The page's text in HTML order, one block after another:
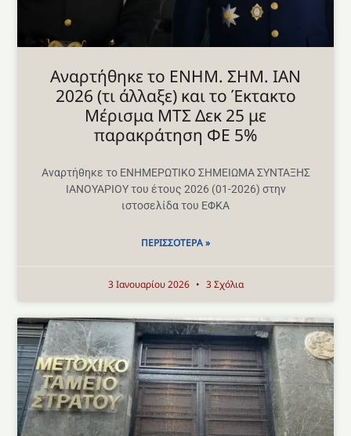
Aναρτήθηκε το ENHM. ΣΗΜ. ΙΑΝ
2026 (τι άλλαξε) και το Έκτακτο
Μέρισμα ΜΤΣ Δεκ 25 με
παρακράτηση ΦΕ 5%
Αναρτήθηκε το ΕΝΗΜΕΡΩΤΙΚΟ ΣΗΜΕΙΩΜΑ ΣΥΝΤΑΞΗΣ
ΙΑΝΟΥΑΡΙΟΥ του έτους 2026 (01-2026) στην
ιστοσελίδα του ΕΦΚΑ
ΠΕΡΙΣΣΌΤΕΡΑ »
3 Ιανουαρίου 2026 3 Σχόλια